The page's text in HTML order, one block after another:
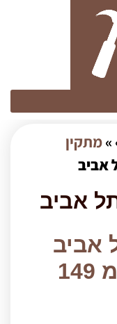
»מתקין
אביב
אביב
אביב
בית ולמשרד החל מ 149